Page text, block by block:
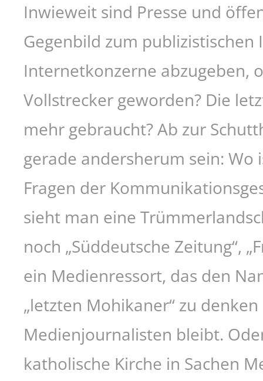
Inwieweit sind Presse und
Gegenbild zum
Internetkonzerne abzugeben,
Vollstrecker geworden? Die
mehr gebraucht? Ab zur
gerade andersherum sein:
Fragen der
sieht man eine
noch „Süddeutsche Zeitung“,
ein Medienressort, das den
„letzten Mohikaner“ zu
Medienjournalisten bleibt.
katholische Kirche in Sachen